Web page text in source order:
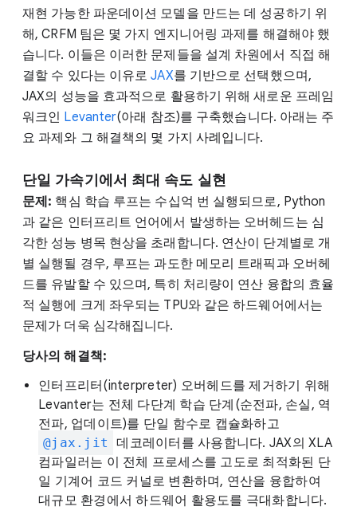
재현 가능한 파운데이션 모델을 만드는 데 성공하기 위
해, CRFM 팀은 몇 가지 엔지니어링 과제를 해결해야 했
습니다. 이들은 이러한 문제들을 설계 차원에서 직접 해
결할 수 있다는 이유로JAX를 기반으로 선택했으며,
JAX의 성능을 효과적으로 활용하기 위해 새로운 프레임
워크인 Levanter(아래 참조)를 구축했습니다. 아래는 주
요 과제와 그 해결책의 몇 가지 사례입니다.
단일 가속기에서 최대 속도 실현
문제: 핵심 학습 루프는 수십억 번 실행되므로, Python
과 같은 인터프리트 언어에서 발생하는 오버헤드는 심
각한 성능 병목 현상을 초래합니다. 연산이 단계별로 개
별 실행될 경우, 루프는 과도한 메모리 트래픽과 오버헤
드를 유발할 수 있으며, 특히 처리량이 연산 융합의 효율
적 실행에 크게 좌우되는 TPU와 같은 하드웨어에서는
문제가 더욱 심각해집니다.
당사의 해결책:
인터프리터(interpreter) 오버헤드를 제거하기 위해
Levanter는 전체 다단계 학습 단계(순전파, 손실, 역
전파, 업데이트)를 단일 함수로 캡슐화하고
@jax.jit
데코레이터를 사용합니다. JAX의 XLA
컴파일러는 이 전체 프로세스를 고도로 최적화된 단
일 기계어 코드 커널로 변환하며, 연산을 융합하여
대규모 환경에서 하드웨어 활용도를 극대화합니다.